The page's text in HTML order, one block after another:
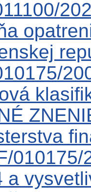
010175/
a